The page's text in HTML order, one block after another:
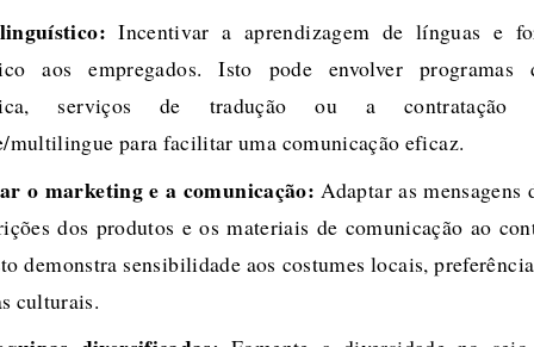
Incentivar a aprendizagem de línguas e
aos empregados. Isto pode envolver programas
serviços de tradução ou a contratação
multilingue para facilitar uma comunicação eficaz.
o marketing e a comunicação: Adaptar as mensagens
dos produtos e os materiais de comunicação ao
demonstra sensibilidade aos costumes locais,
culturais.